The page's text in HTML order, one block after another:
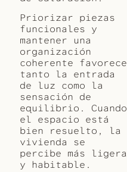
Priorizar piezas
funcionales y
mantener una
organización
coherente favorece
tanto la entrada
de luz como la
sensación de
equilibrio. Cuando
el espacio está
bien resuelto, la
vivienda se
percibe más ligera
y habitable.